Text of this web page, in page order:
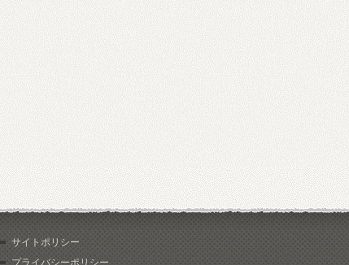
サイトポリシー
プライバシーポリシー